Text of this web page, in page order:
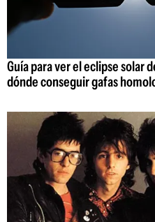
Guía para ver el eclipse solar
dónde conseguir gafas